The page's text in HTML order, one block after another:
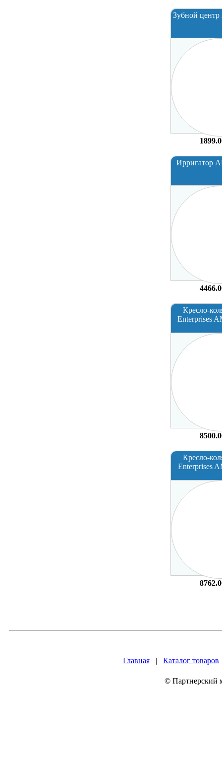
Зубной
Ирригатор
Кресло-
Enterprises
Кресло-
Enterprises
Главная| Каталог товаров
© Партнерский